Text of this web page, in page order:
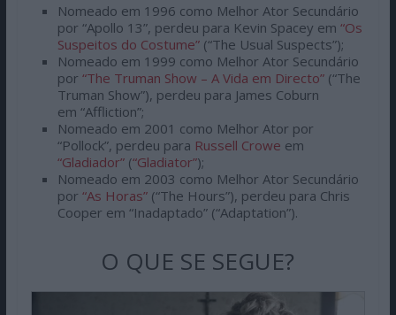
Nomeado em 1996 como Melhor Ator Secundário
por “Apollo 13”, perdeu para Kevin Spacey em “Os
Suspeitos do Costume”(“The Usual Suspects”);
Nomeado em 1999 como Melhor Ator Secundário
por “The Truman Show – A Vida em Directo”(“The
Truman Show”), perdeu para James Coburn
em “Affliction”;
Nomeado em 2001 como Melhor Ator por
“Pollock”, perdeu para Russell Crowe em
“Gladiador”(“Gladiator”);
Nomeado em 2003 como Melhor Ator Secundário
por “As Horas”(“The Hours”), perdeu para Chris
Cooper em “Inadaptado” (“Adaptation”).
O QUE SE SEGUE?